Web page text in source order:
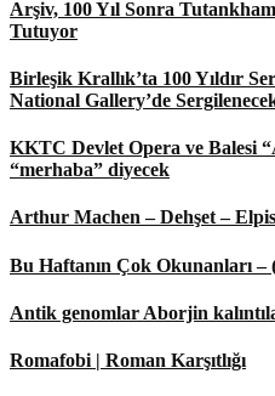
Arşiv, 100 Yıl Sonra
Tutuyor
Birleşik Krallık’ta 100 Yıldır
National Gallery’de
KKTC Devlet Opera ve Balesi
“merhaba” diyecek
Arthur Machen – Dehşet – Elpis
Bu Haftanın Çok Okunanları
Antik genomlar Aborjin
Romafobi | Roman Karşıtlığı